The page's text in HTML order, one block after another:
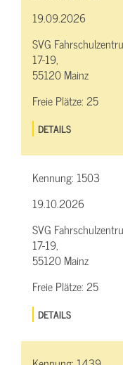
19.09.2026
SVG
17-19,
55120 Mainz
Freie Plätze:25
DETAILS
Kennung: 1503
19.10.2026
SVG
17-19,
55120 Mainz
Freie Plätze:25
DETAILS